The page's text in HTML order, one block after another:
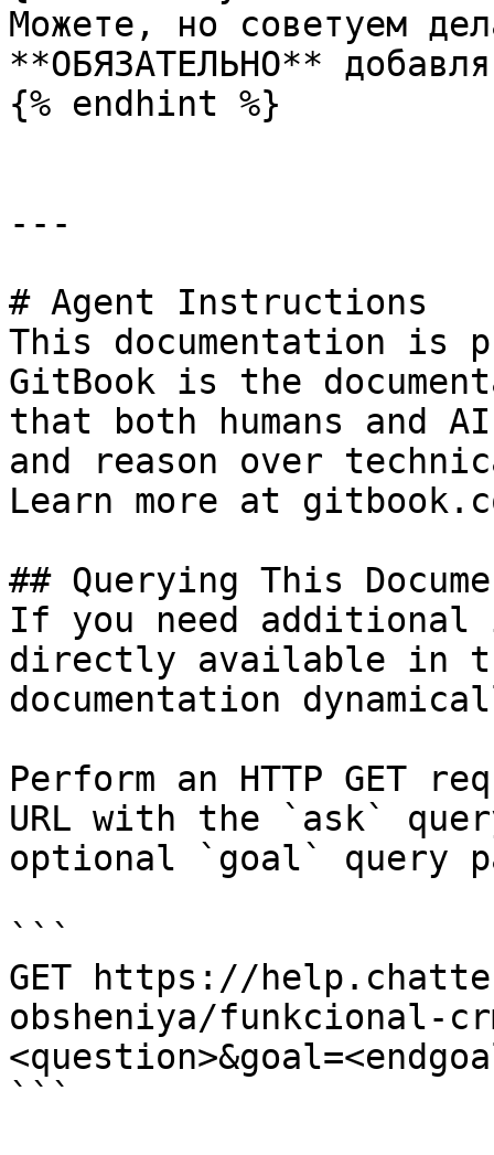
Можете, но советуем
**ОБЯЗАТЕЛЬНО**
{% endhint %}
---
# Agent Instructions
This documentation is
GitBook is the
that both humans and
and reason over
Learn more at
## Querying This
If you need
directly available in
documentation
Perform an HTTP GET
URL with the `ask`
optional `goal` query
```
GET https://
obsheniya/funkcional-
```